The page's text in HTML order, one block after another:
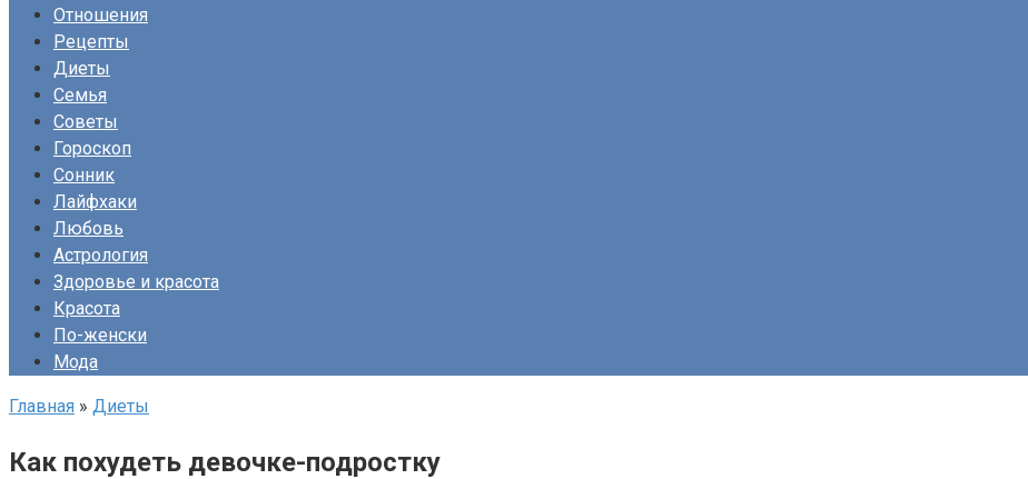
Отношения
Рецепты
Диеты
Семья
Советы
Гороскоп
Сонник
Лайфхаки
Любовь
Астрология
Здоровье и красота
Красота
По-женски
Мода
Главная » Диеты
Как похудеть девочке-подростку